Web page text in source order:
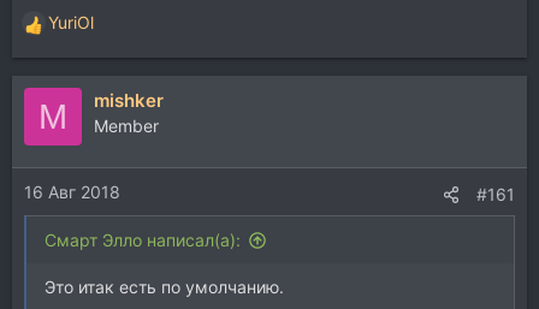
Р
е
а
и
и
:
YuriOl
M mishker
Member
16 Авг 2018 #161
Смарт Элло написал(а):
Это итак есть по умолчанию.